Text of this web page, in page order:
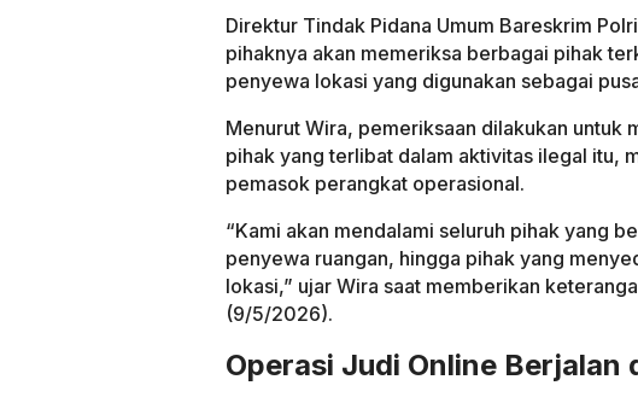
Direktur Tindak Pidana Umum Bareskrim
pihaknya akan memeriksa berbagai pihak
penyewa lokasi yang digunakan sebagai
Menurut Wira, pemeriksaan dilakukan untuk
pihak yang terlibat dalam aktivitas ilegal itu,
pemasok perangkat operasional.
“Kami akan mendalami seluruh pihak yang
penyewa ruangan, hingga pihak yang
lokasi,” ujar Wira saat memberikan
(9/5/2026).
Operasi Judi Online Berjalan